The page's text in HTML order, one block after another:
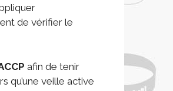
de vérifier le
afin de tenir
qu’une veille active